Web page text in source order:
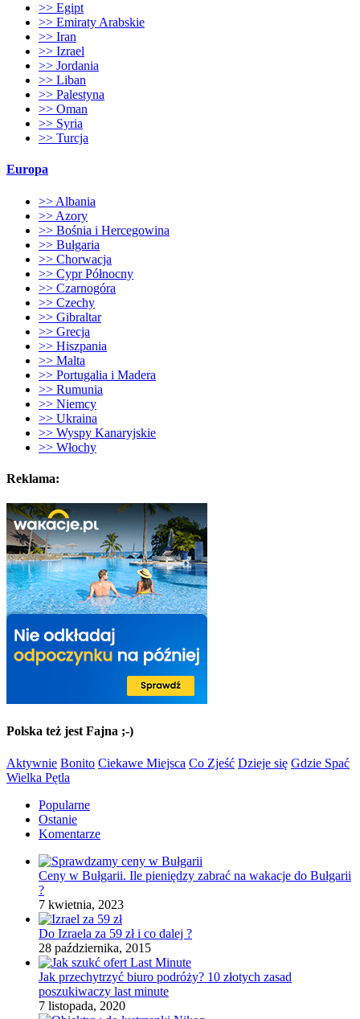
>> Egipt
>> Emiraty Arabskie
>> Iran
>> Izrael
>> Jordania
>> Liban
>> Palestyna
>> Oman
>> Syria
>> Turcja
Europa
>> Albania
>> Azory
>> Bośnia i Hercegowina
>> Bułgaria
>> Chorwacja
>> Cypr Północny
>> Czarnogóra
>> Czechy
>> Gibraltar
>> Grecja
>> Hiszpania
>> Malta
>> Portugalia i Madera
>> Rumunia
>> Niemcy
>> Ukraina
>> Wyspy Kanaryjskie
>> Włochy
Reklama:
Polska też jest Fajna ;-)
Aktywnie Bonito Ciekawe Miejsca Co Zjeść Dzieje się Gdzie Spać
Wielka Pętla
Popularne
Ostanie
Komentarze
Ceny w Bułgarii. Ile pieniędzy zabrać na wakacje do Bułgarii
?
7 kwietnia, 2023
Do Izraela za 59 zł i co dalej ?
28 października, 2015
Jak przechytrzyć biuro podróży? 10 złotych zasad
poszukiwaczy last minute
7 listopada, 2020